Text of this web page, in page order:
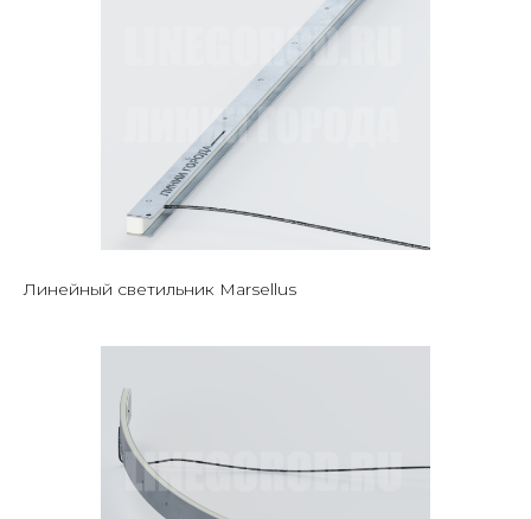
Линейный светильник Marsellus